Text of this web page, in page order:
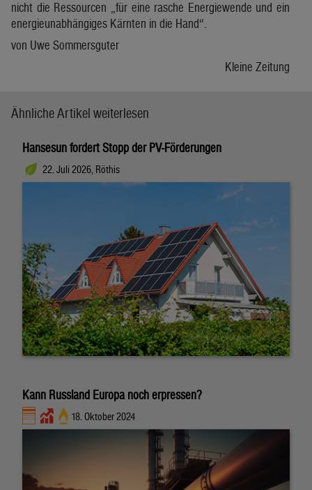
nicht die Ressourcen „für eine rasche Energiewende und ein
energieunabhängiges Kärnten in die Hand“.
von Uwe Sommersguter
Kleine Zeitung
Ähnliche Artikel weiterlesen
Hansesun fordert Stopp der PV-Förderungen
22. Juli 2026, Röthis
Kann Russland Europa noch erpressen?
18. Oktober 2024